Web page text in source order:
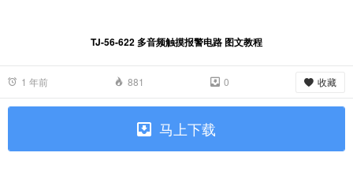
TJ-56-622 多音频触摸报警电路 图文教程
1 年前 881 0 收藏
马上下载